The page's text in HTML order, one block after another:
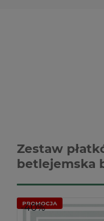
Zestaw
betlejemska
PROMOCJA
-40%